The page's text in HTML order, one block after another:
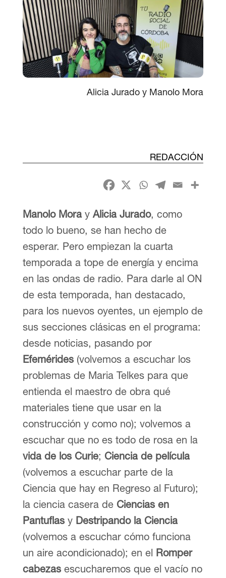
Alicia Jurado y Manolo Mora
REDACCIÓN
Manolo Mora y Alicia Jurado, como
todo lo bueno, se han hecho de
esperar. Pero empiezan la cuarta
temporada a tope de energía y encima
en las ondas de radio. Para darle al ON
de esta temporada, han destacado,
para los nuevos oyentes, un ejemplo de
sus secciones clásicas en el programa:
desde noticias, pasando por
Efemérides (volvemos a escuchar los
problemas de Maria Telkes para que
entienda el maestro de obra qué
materiales tiene que usar en la
construcción y como no); volvemos a
escuchar que no es todo de rosa en la
vida de los Curie; Ciencia de película
(volvemos a escuchar parte de la
Ciencia que hay en Regreso al Futuro);
la ciencia casera de Ciencias en
Pantuflas y Destripando la Ciencia
(volvemos a escuchar cómo funciona
un aire acondicionado); en el Romper
cabezasescucharemos que el vacío no